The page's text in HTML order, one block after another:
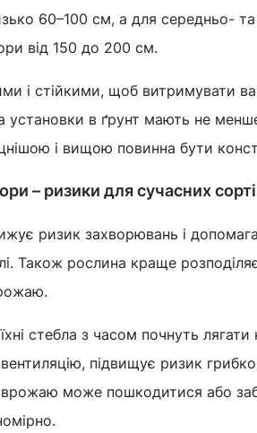
60–100 см, а для середньо- та
від 150 до 200 см.
і стійкими, щоб витримувати
установки в ґрунт мають не
і вищою повинна бути
– ризики для сучасних
ризик захворювань і
Також рослина краще
стебла з часом почнуть
підвищує ризик
врожаю може пошкодитися або